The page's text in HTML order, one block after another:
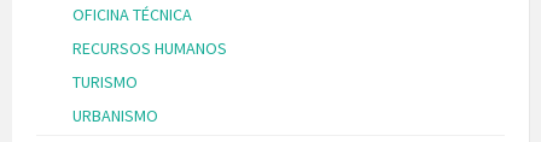
OFICINA TÉCNICA
RECURSOS HUMANOS
TURISMO
URBANISMO